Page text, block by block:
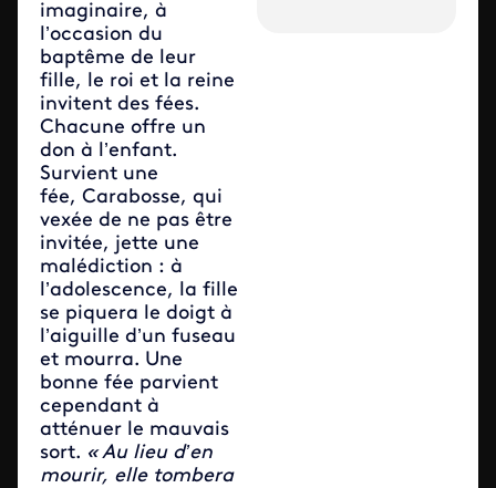
imaginaire, à
l’occasion du
baptême de leur
fille, le roi et la reine
invitent des fées.
Chacune offre un
don à l’enfant.
Survient une
fée, Carabosse, qui
vexée de ne pas être
invitée, jette une
malédiction : à
l’adolescence, la fille
se piquera le doigt à
l’aiguille d’un fuseau
et mourra. Une
bonne fée parvient
cependant à
atténuer le mauvais
sort. « Au lieu d’en
mourir, elle tombera